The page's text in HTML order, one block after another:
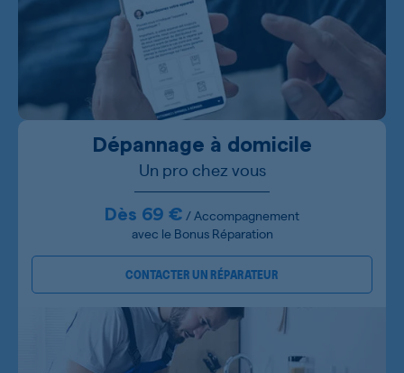
Dépannage à domicile
Un pro chez vous
Dès 69 € / Accompagnement
avec le Bonus Réparation
CONTACTER UN RÉPARATEUR